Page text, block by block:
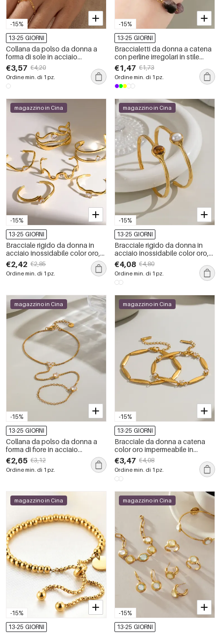
-15%
13-25 GIORNI
Collana da polso da donna a
forma di sole in acciaio
inossidabile impermeabile color
oro
€3,57 €4,20
Ordine min. di 1 pz.
-15%
13-25 GIORNI
Braccialetti da donna a catena
con perline irregolari in stile
retrò, in acciaio inossidabile,
impermeabili, color oro, con
pietre naturali, serie Simple.
€1,47 €1,73
Ordine min. di 1 pz.
-15%
magazzino in Cina
13-25 GIORNI
Bracciale rigido da donna in
acciaio inossidabile color oro,
impermeabile, con forma
geometrica semplice e strass.
€2,42 €2,85
Ordine min. di 1 pz.
-15%
magazzino in Cina
13-25 GIORNI
Bracciale rigido da donna in
acciaio inossidabile color oro,
impermeabile, a forma ellittica,
con pietra naturale.
€4,08 €4,80
Ordine min. di 1 pz.
-15%
magazzino in Cina
13-25 GIORNI
Collana da polso da donna a
forma di fiore in acciaio
inossidabile, impermeabile,
color oro, con zirconi.
€2,65 €3,12
Ordine min. di 1 pz.
-15%
magazzino in Cina
13-25 GIORNI
Bracciale da donna a catena
color oro impermeabile in
acciaio inossidabile a forma
ellittica con strass.
€3,47 €4,08
Ordine min. di 1 pz.
-15%
magazzino in Cina
13-25 GIORNI
-15%
magazzino in Cina
13-25 GIORNI